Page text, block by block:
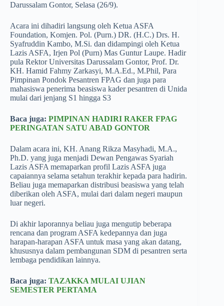
Darussalam Gontor, Selasa (26/9).
Acara ini dihadiri langsung oleh Ketua ASFA
Foundation, Komjen. Pol. (Purn.) DR. (H.C.) Drs. H.
Syafruddin Kambo, M.Si. dan didampingi oleh Ketua
Lazis ASFA, Irjen Pol (Purn) Mas Guntur Laupe. Hadir
pula Rektor Universitas Darussalam Gontor, Prof. Dr.
KH. Hamid Fahmy Zarkasyi, M.A.Ed., M.Phil, Para
Pimpinan Pondok Pesantren FPAG dan juga para
mahasiswa penerima beasiswa kader pesantren di Unida
mulai dari jenjang S1 hingga S3
Baca juga: PIMPINAN HADIRI RAKER FPAG
PERINGATAN SATU ABAD GONTOR
Dalam acara ini, KH. Anang Rikza Masyhadi, M.A.,
Ph.D. yang juga menjadi Dewan Pengawas Syariah
Lazis ASFA memaparkan profil Lazis ASFA juga
capaiannya selama setahun terakhir kepada para hadirin.
Beliau juga memaparkan distribusi beasiswa yang telah
diberikan oleh ASFA, mulai dari dalam negeri maupun
luar negeri.
Di akhir laporannya beliau juga mengutip beberapa
rencana dan program ASFA kedepannya dan juga
harapan-harapan ASFA untuk masa yang akan datang,
khususnya dalam pembangunan SDM di pesantren serta
lembaga pendidikan lainnya.
Baca juga: TAZAKKA MULAI UJIAN
SEMESTER PERTAMA